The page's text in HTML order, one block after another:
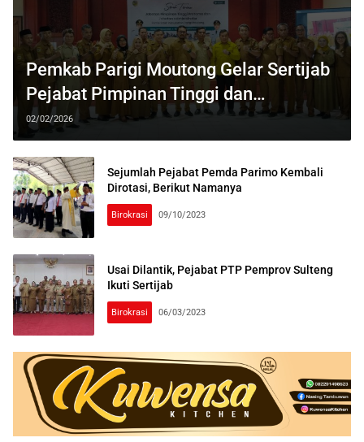
Pemkab Parigi Moutong Gelar Sertijab
Pejabat Pimpinan Tinggi dan
Administrator
02/02/2026
Sejumlah Pejabat Pemda Parimo Kembali
Dirotasi, Berikut Namanya
Birokrasi 09/10/2023
Usai Dilantik, Pejabat PTP Pemprov Sulteng
Ikuti Sertijab
Birokrasi 06/03/2023